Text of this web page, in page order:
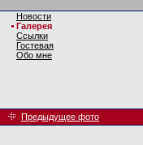
Новости
Галерея
Ссылки
Гостевая
Обо мне
Предыдущее фото